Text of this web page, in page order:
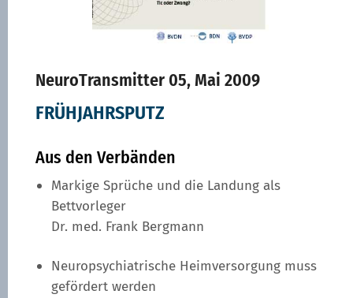
NeuroTransmitter 05, Mai 2009
FRÜHJAHRSPUTZ
Aus den Verbänden
Markige Sprüche und die Landung als
Bettvorleger
Dr. med. Frank Bergmann
Neuropsychiatrische Heimversorgung muss
gefördert werden